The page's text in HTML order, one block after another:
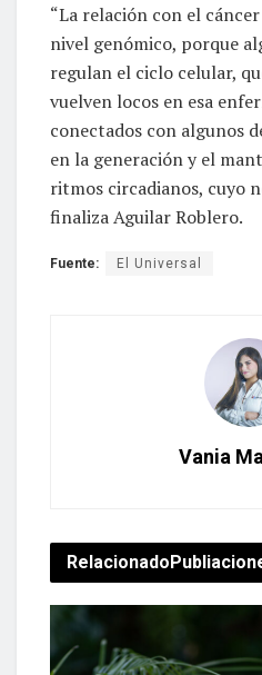
“La relación con el
nivel genómico, porque
regulan el ciclo celular,
vuelven locos en esa
conectados con algunos
en la generación y el
ritmos circadianos, cuyo
finaliza Aguilar Roblero.
Fuente: El Universal
Vania
Relacionado